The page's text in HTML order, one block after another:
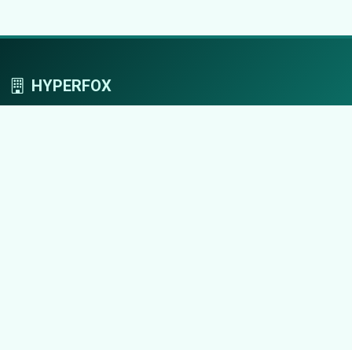
HYPERFOX